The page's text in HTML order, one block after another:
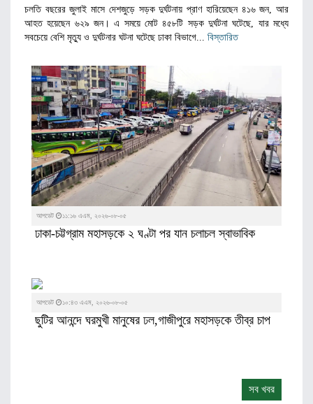
চলতি বছরের জুলাই মাসে দেশজুড়ে সড়ক দুর্ঘটনায় প্রাণ হারিয়েছেন ৪১৬ জন, আর
আহত হয়েছেন ৬২৯ জন। এ সময়ে মোট ৪৫৮টি সড়ক দুর্ঘটনা ঘটেছে, যার মধ্যে
সবচেয়ে বেশি মৃত্যু ও দুর্ঘটনার ঘটনা ঘটেছে ঢাকা বিভাগে... বিস্তারিত
আপডেট ১১:১৬ এএম, ২০২৬-০৮-০৫
ঢাকা-চট্টগ্রাম মহাসড়কে ২ ঘণ্টা পর যান চলাচল স্বাভাবিক
আপডেট ১০:৪৩ এএম, ২০২৬-০৮-০৫
ছুটির আনন্দে ঘরমুখী মানুষের ঢল,গাজীপুরে মহাসড়কে তীব্র চাপ
সব খবর